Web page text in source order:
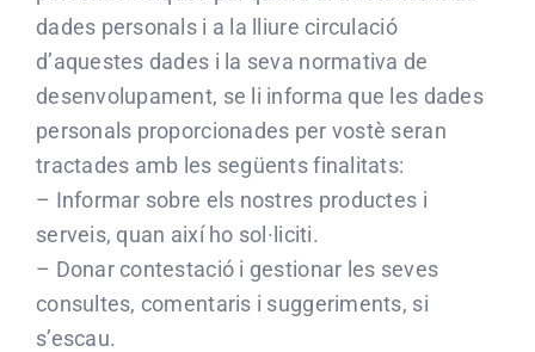
dades personals i a la lliure circulació
d’aquestes dades i la seva normativa de
desenvolupament, se li informa que les dades
personals proporcionades per vostè seran
tractades amb les següents finalitats:
– Informar sobre els nostres productes i
serveis, quan així ho sol·liciti.
– Donar contestació i gestionar les seves
consultes, comentaris i suggeriments, si
s’escau.